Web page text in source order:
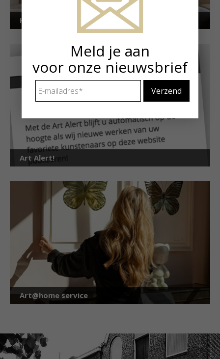
Kunstuitleen voor particulieren
Art Alert!
Art@home service
Meld je aan
voor onze nieuwsbrief
mailadres *